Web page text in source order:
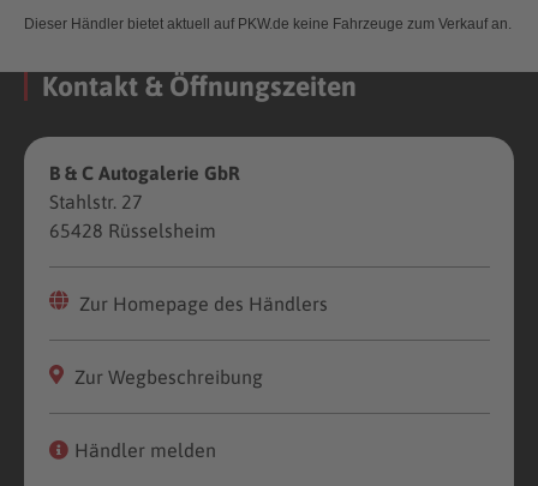
Dieser Händler bietet aktuell auf PKW.de keine Fahrzeuge zum Verkauf an.
Kontakt & Öffnungszeiten
B & C Autogalerie GbR
Stahlstr. 27
65428 Rüsselsheim
Zur Homepage des Händlers
Zur Wegbeschreibung
Händler melden